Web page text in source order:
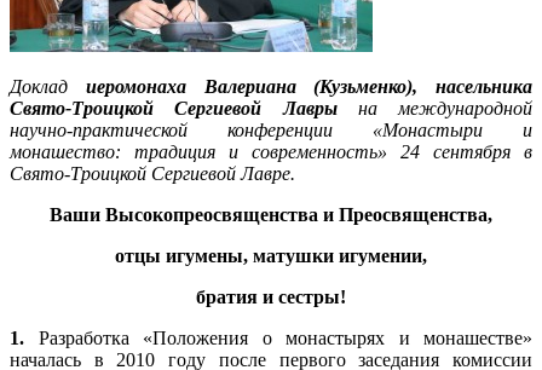
Доклад иеромонаха Валериана (Кузьменко), насельника
Свято-Троицкой Сергиевой Лаврына международной
научно-практической конференции «Монастыри и
монашество: традиция и современность» 24 сентября в
Свято-Троицкой Сергиевой Лавре.
Ваши Высокопреосвященства и Преосвященства,
отцы игумены, матушки игумении,
братия и сестры!
1. Разработка «Положения о монастырях и монашестве»
началась в 2010 году после первого заседания комиссии